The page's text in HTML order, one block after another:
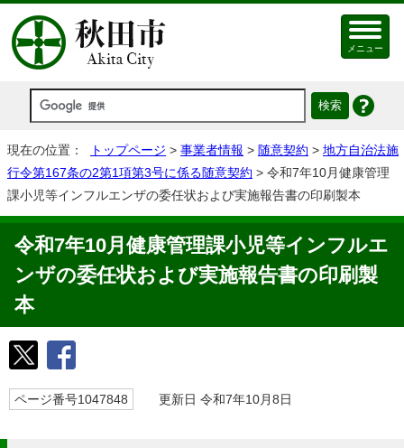
メニュー
現在の位置： トップページ > 事業者情報 > 随意契約 > 地方自治法施
行令第167条の2第1項第3号に係る随意契約 > 令和7年10月健康管理
課小児等インフルエンザの委任状および実施報告書の印刷製本
令和7年10月健康管理課小児等インフルエ
ンザの委任状および実施報告書の印刷製
本
ページ番号1047848 更新日 令和7年10月8日